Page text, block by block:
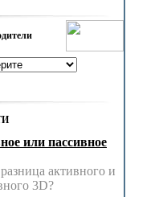
или пассивное
активного и
3D?